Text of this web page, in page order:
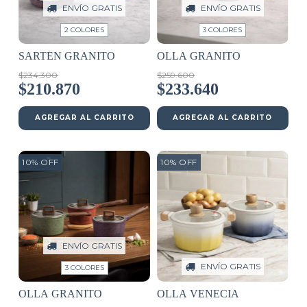
ENVÍO GRATIS
2 COLORES
SARTÉN GRANITO
$234.300
$210.870
AGREGAR AL CARRITO
ENVÍO GRATIS
3 COLORES
OLLA GRANITO
$259.600
$233.640
AGREGAR AL CARRITO
10% OFF
ENVÍO GRATIS
3 COLORES
OLLA GRANITO
10% OFF
ENVÍO GRATIS
OLLA VENECIA